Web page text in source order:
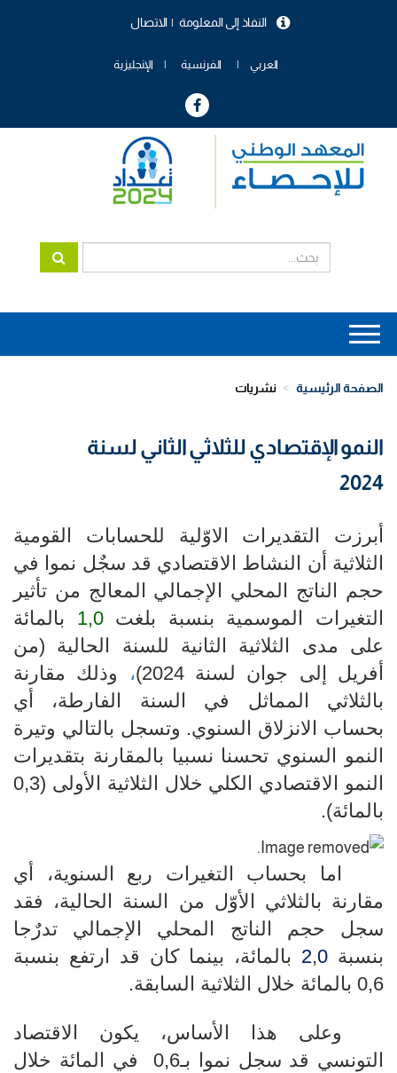
الاتصال النفاذ إلى المعلومة
العربي الفرنسية الإنجليزية
Main
navigation
الصفحة الرئيسية نشريات
النمو الإقتصادي للثلاثي الثاني لسنة
2024
أبرزت التقديرات الاوّلية للحسابات القومية
الثلاثية أن النشاط الاقتصادي قد سجٌل نموا في
حجم الناتج المحلي الإجمالي المعالج من تأثير
التغيرات الموسمية بنسبة بلغت1,0 بالمائة
على مدى الثلاثية الثانية للسنة الحالية (من
أفريل إلى جوان لسنة2024
)، وذلك مقارنة
بالثلاثي المماثل في السنة الفارطة، أي
بحساب الانزلاق السنوي. وتسجل بالتالي وتيرة
النمو السنوي تحسنا نسبيا بالمقارنة بتقديرات
النمو الاقتصادي الكلي خلال الثلاثية الأولى (0,3
بالمائة).
اما بحساب التغيرات ربع السنوية، أي
مقارنة بالثلاثي الأوّل من السنة الحالية، فقد
سجل حجم الناتج المحلي الإجمالي
تدرٌجا
بنسبة
2,0 بالمائة، بينما كان قد ارتفع بنسبة
0,6 بالمائة خلال الثلاثية السابقة.
وعلى هذا الأساس، يكون الاقتصاد
التونسي قد سجل نموا بـ0,6
في المائة خلال